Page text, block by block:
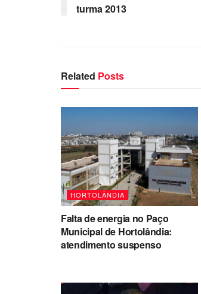
turma 2013
Related Posts
HORTOLÂNDIA
Falta de energia no Paço
Municipal de Hortolândia:
atendimento suspenso